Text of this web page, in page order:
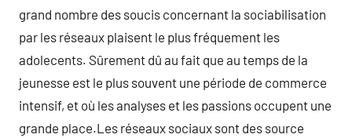
grand nombre des soucis concernant la sociabilisation
par les réseaux plaisent le plus fréquement les
adolecents. Sûrement dû au fait que au temps de la
jeunesse est le plus souvent une période de commerce
intensif, et où les analyses et les passions occupent une
grande place.Les réseaux sociaux sont des source